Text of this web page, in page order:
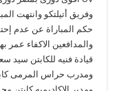
حكم المباراة عن عدم
والمدافعين الاكفاء
قيادة فنيه للكابتن سيد
ومدرب حراس المرمى